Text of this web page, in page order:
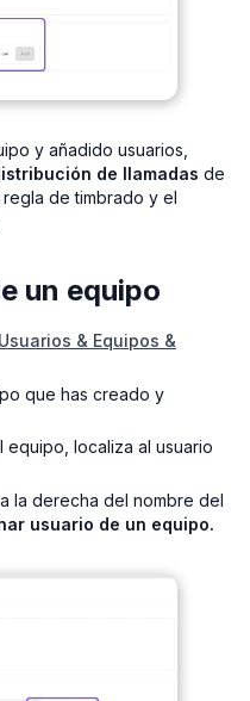
y añadido usuarios,
de llamadas de
de timbrado y el
un equipo
& Equipos &
que has creado y
equipo, localiza al usuario
la derecha del nombre del
usuario de un equipo.